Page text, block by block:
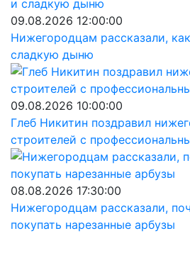
09.08.2026 12:00:00
Нижегородцам рассказали,
сладкую дыню
09.08.2026 10:00:00
Глеб Никитин поздравил
строителей с
08.08.2026 17:30:00
Нижегородцам рассказали,
покупать нарезанные арбузы